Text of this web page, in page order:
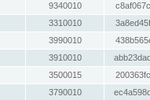
9340010
3310010
3990010
3910010
3500015
3790010